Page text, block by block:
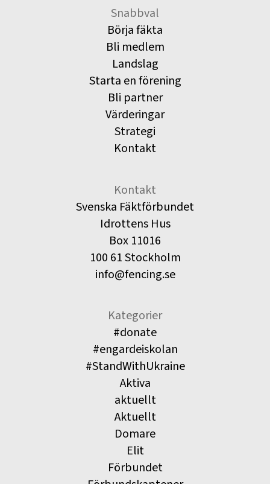
Snabbval
Börja fäkta
Bli medlem
Landslag
Starta en förening
Bli partner
Värderingar
Strategi
Kontakt
Kontakt
Svenska Fäktförbundet
Idrottens Hus
Box 11016
100 61 Stockholm
info@fencing.se
Kategorier
#donate
#engardeiskolan
#StandWithUkraine
Aktiva
aktuellt
Aktuellt
Domare
Elit
Förbundet